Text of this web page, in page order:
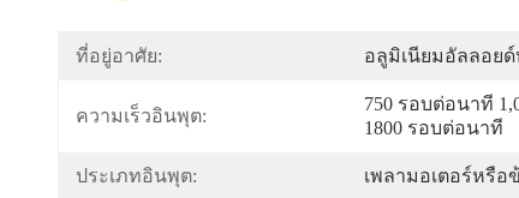
ที่อยู่อาศัย: อลูมิเนียมอัลลอย
ความเร็วอินพุต:
750 รอบต่อนาที
1800 รอบต่อนาที
ประเภทอินพุต: เพลามอเตอร์หรือ